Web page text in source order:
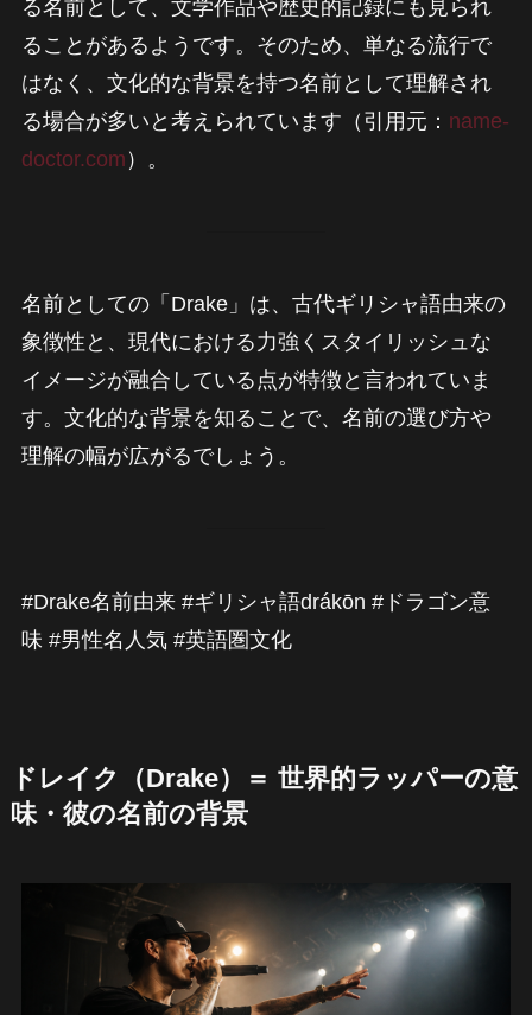
る名前として、文学作品や歴史的記録にも見られ
ることがあるようです。そのため、単なる流行で
はなく、文化的な背景を持つ名前として理解され
る場合が多いと考えられています（引用元： name-
doctor.com ）。
名前としての「Drake」は、古代ギリシャ語由来の
象徴性と、現代における力強くスタイリッシュな
イメージが融合している点が特徴と言われていま
す。文化的な背景を知ることで、名前の選び方や
理解の幅が広がるでしょう。
#Drake名前由来 #ギリシャ語drákōn #ドラゴン意
味 #男性名人気 #英語圏文化
ドレイク（Drake）＝ 世界的ラッパーの意
味・彼の名前の背景